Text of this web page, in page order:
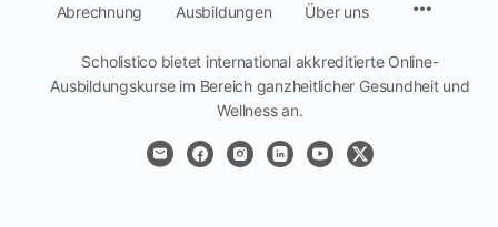
Abrechnung
Ausbildungen Über uns
Scholistico bietet international akkreditierte Online-
Ausbildungskurse im Bereich ganzheitlicher Gesundheit und
Wellness an.